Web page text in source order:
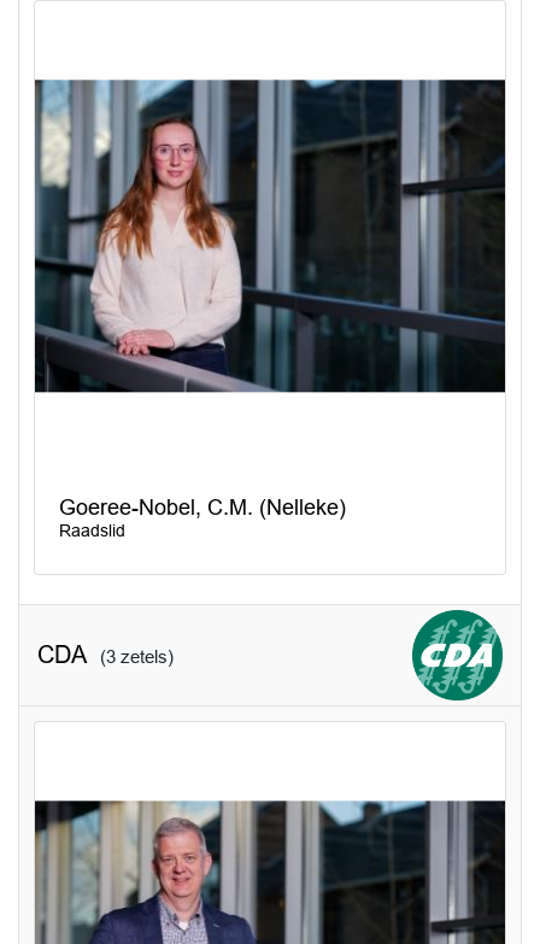
Goeree-Nobel, C.M. (Nelleke)
Raadslid
CDA (3 zetels)